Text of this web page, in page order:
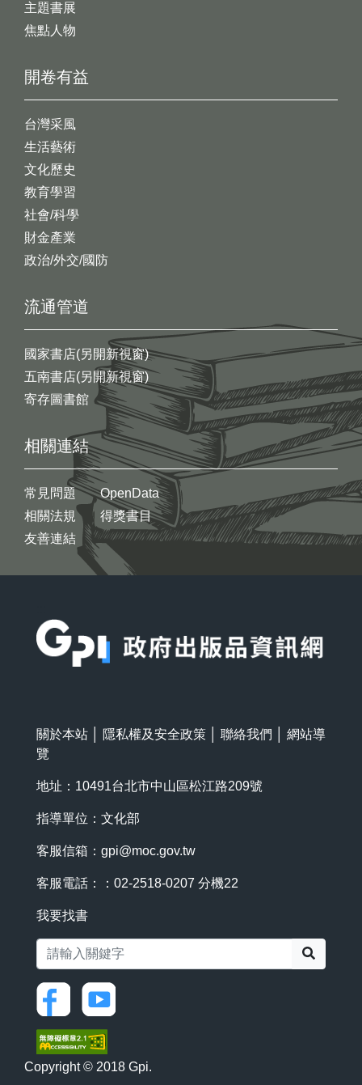
開卷有益
台灣采風
生活藝術
文化歷史
教育學習
社會/科學
財金產業
政治/外交/國防
主題書展
焦點人物
流通管道
國家書店(另開新視窗)
五南書店(另開新視窗)
寄存圖書館
相關連結
常見問題
相關法規
友善連結
OpenData
得獎書目
關於本站 隱私權及安全政策 聯絡我們
網站導
覽
地址：10491台北市中山區松江路209號
指導單位：文化部
客服信箱： gpi@moc.gov.tw
客服電話：：02-2518-0207 分機22
我要找書
Copyright © 2018 Gpi.